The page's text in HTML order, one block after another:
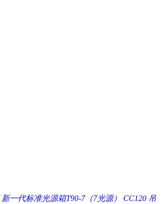
新一代标准光源箱T90-7（7光源）
CC120 吊